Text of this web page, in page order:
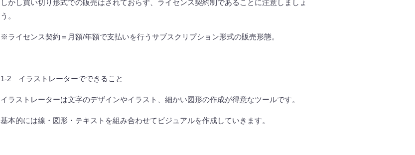
しかし買い切り形式での販売はされておらず、ライセンス契約制であることに注意しましょ
う。
※ライセンス契約＝月額/年額で支払いを行うサブスクリプション形式の販売形態。
1-2 イラストレーターでできること
イラストレーターは文字のデザインやイラスト、細かい図形の作成が得意なツールです。
基本的には線・図形・テキストを組み合わせてビジュアルを作成していきます。